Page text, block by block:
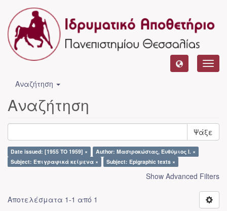
Αναζήτηση
Αναζήτηση
Ψάξε
Date issued: [1955 TO 1959] ×
Author: Μαστροκώστας, Ευθύμιος Ι. ×
Subject: Επιγραφικά κείμενα ×
Subject: Epigraphic texts ×
Show Advanced Filters
Αποτελέσματα 1-1 από 1